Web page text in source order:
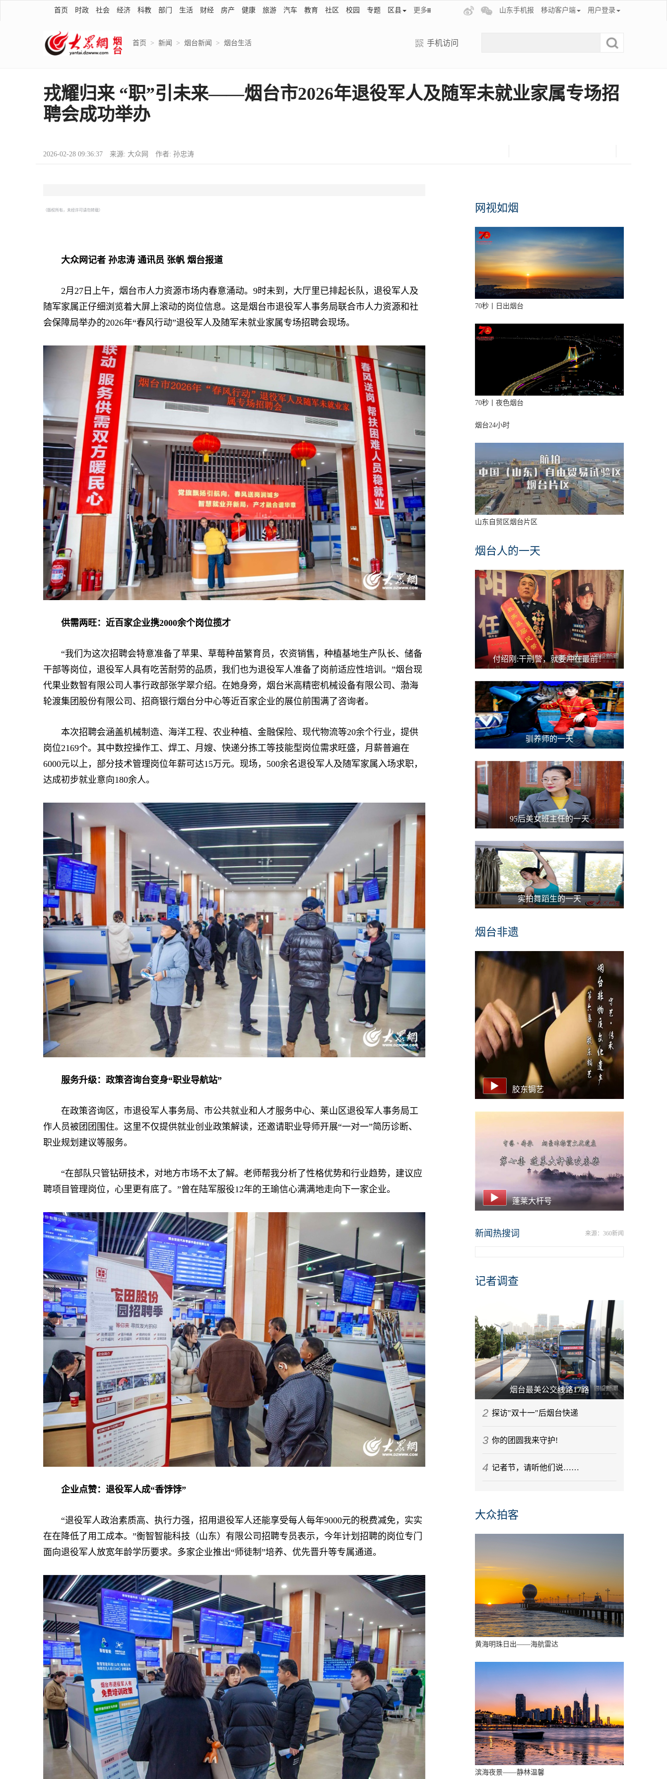
首页 时政 社会 经济 科教 部门 生活 财经 房产 健康 旅游 汽车 教育 社区 校园 专题 区县 更多 山东手机报 移动客户端 用户登录
首页 > 新闻 > 烟台新闻 > 烟台生活 手机访问
戎耀归来 “职”引未来——烟台市2026年退役军人及随军未就业家属专场招
聘会成功举办
2026-02-28 09:36:37 来源: 大众网 作者: 孙忠涛
（版权所有，未经许可请勿转载）
大众网记者 孙忠涛 通讯员 张帆 烟台报道
2月27日上午，烟台市人力资源市场内春意涌动。9时未到，大厅里已排起长队，退役军人及
随军家属正仔细浏览着大屏上滚动的岗位信息。这是烟台市退役军人事务局联合市人力资源和社
会保障局举办的2026年“春风行动”退役军人及随军未就业家属专场招聘会现场。
供需两旺：近百家企业携2000余个岗位揽才
“我们为这次招聘会特意准备了苹果、草莓种苗繁育员，农资销售，种植基地生产队长、储备
干部等岗位，退役军人具有吃苦耐劳的品质，我们也为退役军人准备了岗前适应性培训。”烟台现
代果业数智有限公司人事行政部张学翠介绍。在她身旁，烟台米高精密机械设备有限公司、渤海
轮渡集团股份有限公司、招商银行烟台分中心等近百家企业的展位前围满了咨询者。
本次招聘会涵盖机械制造、海洋工程、农业种植、金融保险、现代物流等20余个行业，提供
岗位2169个。其中数控操作工、焊工、月嫂、快递分拣工等技能型岗位需求旺盛，月薪普遍在
6000元以上，部分技术管理岗位年薪可达15万元。现场，500余名退役军人及随军家属入场求职，
达成初步就业意向180余人。
服务升级：政策咨询台变身“职业导航站”
在政策咨询区，市退役军人事务局、市公共就业和人才服务中心、莱山区退役军人事务局工
作人员被团团围住。这里不仅提供就业创业政策解读，还邀请职业导师开展“一对一”简历诊断、
职业规划建议等服务。
“在部队只管钻研技术，对地方市场不太了解。老师帮我分析了性格优势和行业趋势，建议应
聘项目管理岗位，心里更有底了。”曾在陆军服役12年的王瑜信心满满地走向下一家企业。
企业点赞：退役军人成“香饽饽”
“退役军人政治素质高、执行力强，招用退役军人还能享受每人每年9000元的税费减免，实实
在在降低了用工成本。”衡智智能科技（山东）有限公司招聘专员表示，今年计划招聘的岗位专门
面向退役军人放宽年龄学历要求。多家企业推出“师徒制”培养、优先晋升等专属通道。
网视如烟
70秒丨日出烟台
70秒丨夜色烟台
烟台24小时
山东自贸区烟台片区
烟台人的一天
付绍刚:干刑警，就要冲在最前！
驯养师的一天
95后美女班主任的一天
实拍舞蹈生的一天
烟台非遗
胶东锔艺
蓬莱大杆号
新闻热搜词 来源：360新闻
记者调查
烟台最美公交线路17路
2 探访"双十一"后烟台快递
3 你的团圆我来守护!
4 记者节，请听他们说……
大众拍客
黄海明珠日出——海航雷达
滨海夜景——静林温馨